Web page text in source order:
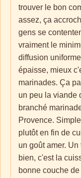
trouver le bon
assez, ça
gens se
vraiment le
diffusion
épaisse, mieux
marinades. Ça
un peu la viande
branché
Provence.
plutôt en fin de
un goût amer.
bien, c'est la
bonne couche